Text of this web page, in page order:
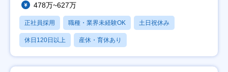
478万~627万
正社員採用 職種・業界未経験OK 土日祝休み
休日120日以上 産休・育休あり